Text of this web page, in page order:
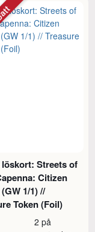
löskort: Streets of
Citizen
1/1) //
Token (Foil)
2 på